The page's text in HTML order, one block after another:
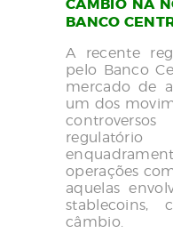
CÂMBIO NA
BANCO
A recente
pelo Banco
mercado de
um dos
operações
aquelas
stablecoins,
câmbio.